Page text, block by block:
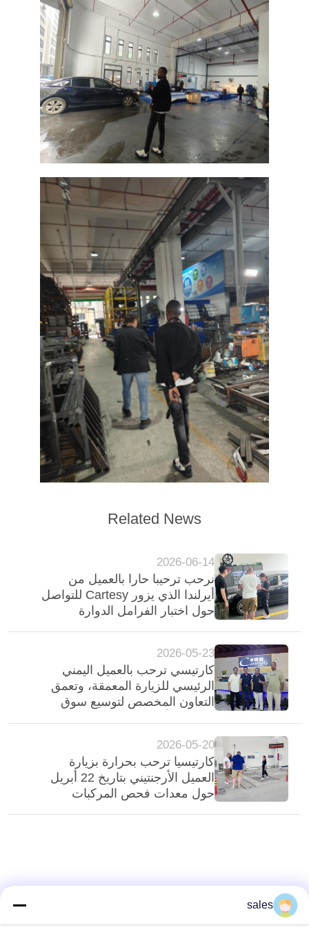
Related News
2026-06-14
نرحب ترحيبا حارا بالعميل من
أيرلندا الذي يزور Cartesy للتواصل
حول اختبار الفرامل الدوارة
2026-05-23
كارتيسي ترحب بالعميل اليمني
الرئيسي للزيارة المعمقة، وتعمق
التعاون المخصص لتوسيع سوق
2026-05-20
كارتيسيا ترحب بحرارة بزيارة
العميل الأرجنتيني بتاريخ 22 أبريل
حول معدات فحص المركبات
sales